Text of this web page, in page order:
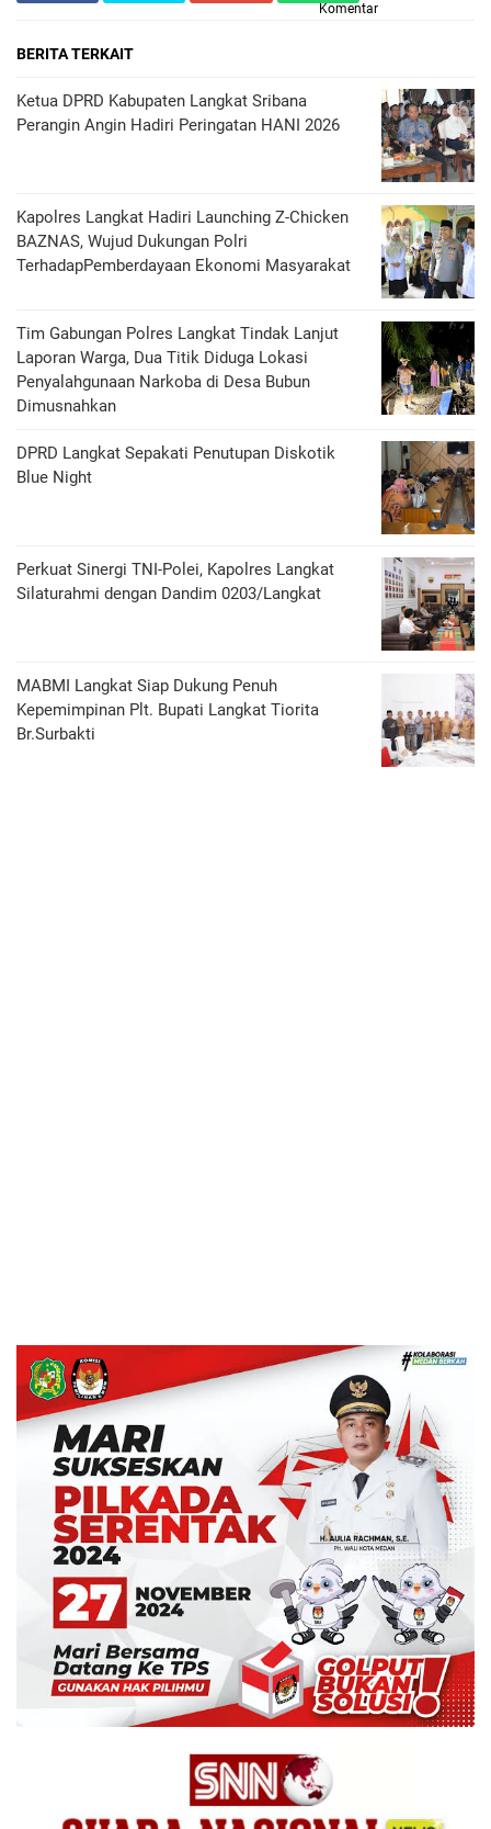
Komentar
BERITA TERKAIT
Ketua DPRD Kabupaten Langkat Sribana
Perangin Angin Hadiri Peringatan HANI 2026
Kapolres Langkat Hadiri Launching Z-Chicken
BAZNAS, Wujud Dukungan Polri
TerhadapPemberdayaan Ekonomi Masyarakat
Tim Gabungan Polres Langkat Tindak Lanjut
Laporan Warga, Dua Titik Diduga Lokasi
Penyalahgunaan Narkoba di Desa Bubun
Dimusnahkan
DPRD Langkat Sepakati Penutupan Diskotik
Blue Night
Perkuat Sinergi TNI-Polei, Kapolres Langkat
Silaturahmi dengan Dandim 0203/Langkat
MABMI Langkat Siap Dukung Penuh
Kepemimpinan Plt. Bupati Langkat Tiorita
Br.Surbakti